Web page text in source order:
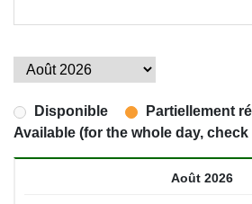
Disponible Partiellement
Available (for the whole day,
Août 2026